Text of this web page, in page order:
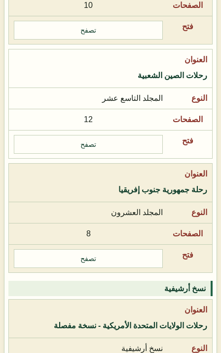
10
تصفح
رحلات الصين الشعبية
المجلد التاسع عشر
12
تصفح
رحلة جمهورية جنوب إفريقيا
المجلد العشرون
8
تصفح
نسخ أرشيفية
رحلات الولايات المتحدة الأمريكية - نسخة مفصلة
نسخ أرشيفية